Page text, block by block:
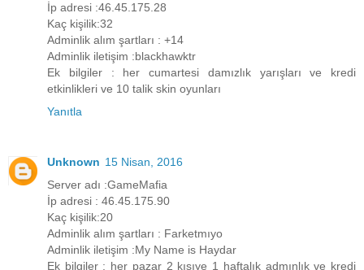
İp adresi :46.45.175.28
Kaç kişilik:32
Adminlik alım şartları : +14
Adminlik iletişim :blackhawktr
Ek bilgiler : her cumartesi damızlık yarışları ve kredi
etkinlikleri ve 10 talik skin oyunları
Yanıtla
Unknown 15 Nisan, 2016
Server adı :GameMafia
İp adresi : 46.45.175.90
Kaç kişilik:20
Adminlik alım şartları : Farketmıyo
Adminlik iletişim :My Name is Haydar
Ek bilgiler : her pazar 2 kışıye 1 haftalık admınlık ve kredi